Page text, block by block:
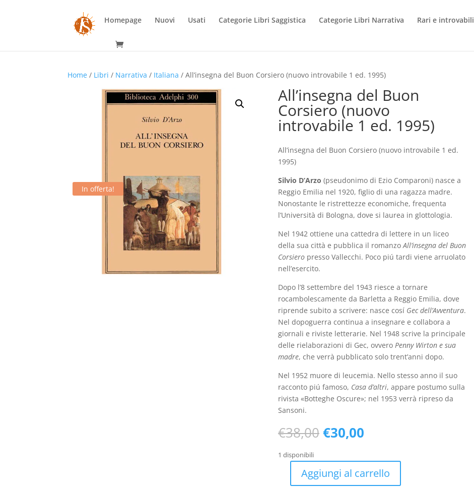
Homepage Nuovi Usati Categorie Libri Saggistica Categorie Libri Narrativa Rari e introvabili
Home / Libri / Narrativa / Italiana / All’insegna del Buon Corsiero (nuovo introvabile 1 ed. 1995)
In offerta!
All’insegna del Buon
Corsiero (nuovo
introvabile 1 ed. 1995)
All’insegna del Buon Corsiero (nuovo introvabile 1 ed.
1995)
Silvio D’Arzo (pseudonimo di Ezio Comparoni) nasce a
Reggio Emilia nel 1920, figlio di una ragazza madre.
Nonostante le ristrettezze economiche, frequenta
l’Università di Bologna, dove si laurea in glottologia.
Nel 1942 ottiene una cattedra di lettere in un liceo
della sua città e pubblica il romanzo All’insegna del Buon
Corsieropresso Vallecchi. Poco piú tardi viene arruolato
nell’esercito.
Dopo l’8 settembre del 1943 riesce a tornare
rocambolescamente da Barletta a Reggio Emilia, dove
riprende subito a scrivere: nasce cosí Gec dell’Avventura.
Nel dopoguerra continua a insegnare e collabora a
giornali e riviste letterarie. Nel 1948 scrive la principale
delle rielaborazioni di Gec, ovvero Penny Wirton e sua
madre, che verrà pubblicato solo trent’anni dopo.
Nel 1952 muore di leucemia. Nello stesso anno il suo
racconto piú famoso, Casa d’altri, appare postumo sulla
rivista «Botteghe Oscure»; nel 1953 verrà ripreso da
Sansoni.
€38,00Il
prezzo
era:
€38,00.
€30,00Il
è:
€30,00.
1 disponibili
All’insegnaAggiungi al carrello